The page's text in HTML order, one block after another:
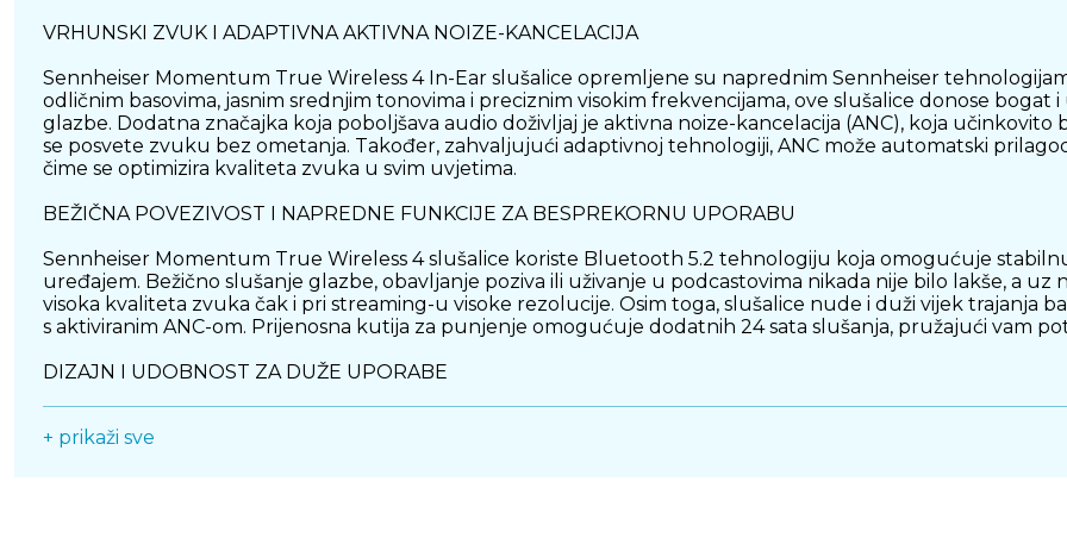
VRHUNSKI ZVUK I ADAPTIVNA AKTIVNA NOIZE-KANCELACIJA
Sennheiser Momentum True Wireless 4 In-Ear slušalice opremljene su naprednim Sennheiser
odličnim basovima, jasnim srednjim tonovima i preciznim visokim frekvencijama, ove slušalice donose
glazbe. Dodatna značajka koja poboljšava audio doživljaj je aktivna noize-kancelacija (ANC), koja
se posvete zvuku bez ometanja. Također, zahvaljujući adaptivnoj tehnologiji, ANC može automatski
čime se optimizira kvaliteta zvuka u svim uvjetima.
BEŽIČNA POVEZIVOST I NAPREDNE FUNKCIJE ZA BESPREKORNU UPORABU
Sennheiser Momentum True Wireless 4 slušalice koriste Bluetooth 5.2 tehnologiju koja omogućuje
uređajem. Bežično slušanje glazbe, obavljanje poziva ili uživanje u podcastovima nikada nije bilo lakše, a
visoka kvaliteta zvuka čak i pri streaming-u visoke rezolucije. Osim toga, slušalice nude i duži vijek trajanja
s aktiviranim ANC-om. Prijenosna kutija za punjenje omogućuje dodatnih 24 sata slušanja, pružajući vam
DIZAJN I UDOBNOST ZA DUŽE UPORABE
ušiju, pružajući sigurno i udobno prianjanje koje smanjuje nelagodu tijekom dugotrajnog nošenja. S velikim
+ prikaži sve